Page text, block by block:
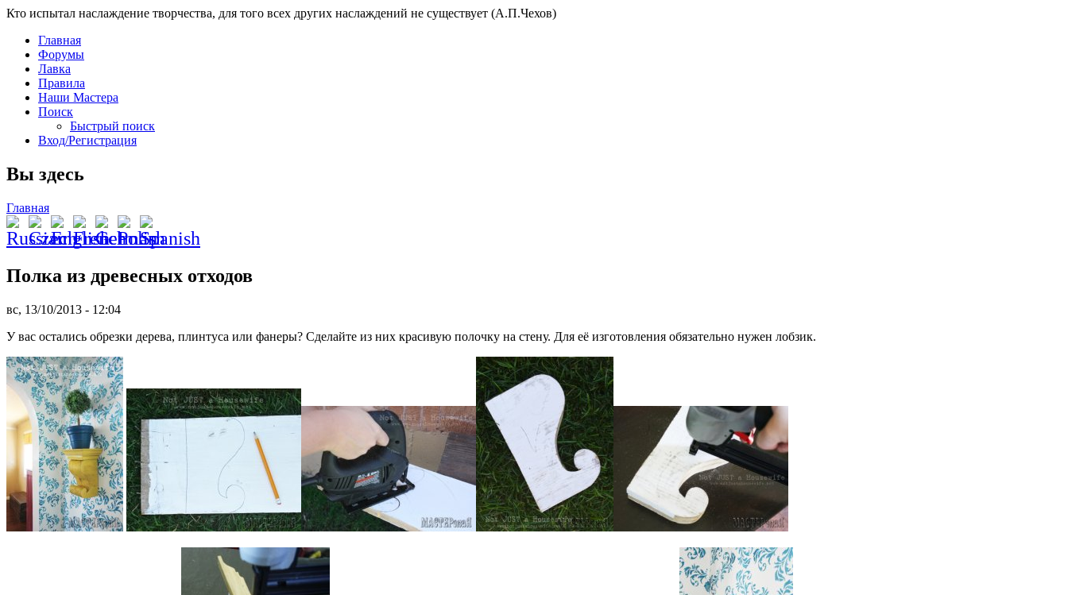
Кто испытал наслаждение творчества, для того всех других наслаждений не существует (А.П.Чехов)
Главная
Форумы
Лавка
Правила
Наши Мастера
Поиск
Быстрый поиск
Вход/Регистрация
Вы здесь
Главная
Полка из древесных отходов
вс, 13/10/2013 - 12:04
У вас остались обрезки дерева, плинтуса или фанеры? Сделайте из них красивую полочку на стену. Для её изготовления обязательно нужен лобзик.